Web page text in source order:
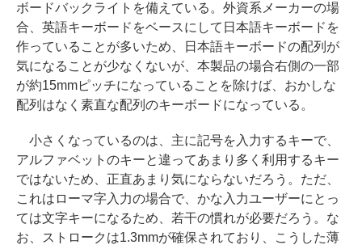
ボードバックライトを備えている。外資系メーカーの場
合、英語キーボードをベースにして日本語キーボードを
作っていることが多いため、日本語キーボードの配列が
気になることが少なくないが、本製品の場合右側の一部
が約15mmピッチになっていることを除けば、おかしな
配列はなく素直な配列のキーボードになっている。
小さくなっているのは、主に記号を入力するキーで、
アルファベットのキーと違ってあまり多く利用するキー
ではないため、正直あまり気にならないだろう。ただ、
これはローマ字入力の場合で、かな入力ユーザーにとっ
ては文字キーになるため、若干の慣れが必要だろう。な
お、ストロークは1.3mmが確保されており、こうした薄